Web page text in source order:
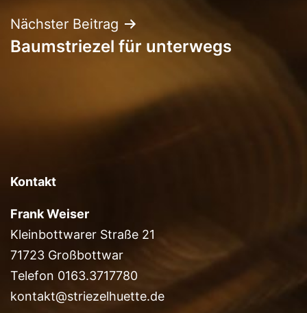
Beitragsnavigation
Nächster Beitrag
Baumstriezel für unterwegs
Kontakt
Frank Weiser
Kleinbottwarer Straße 21
71723 Großbottwar
Telefon 0163.3717780
kontakt@striezelhuette.de